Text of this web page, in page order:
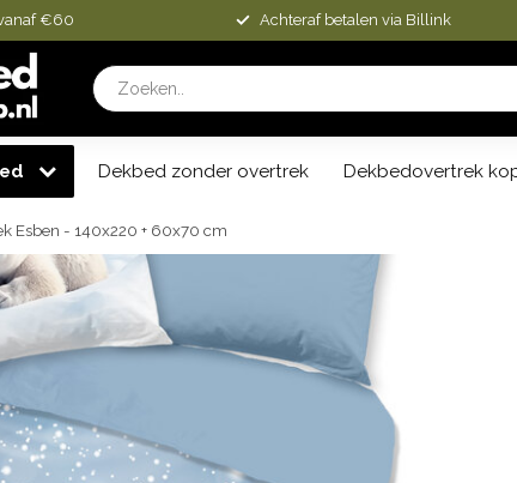
€60 Achteraf betalen via Billink
Dekbed zonder overtrek Dekbedovertrek
Esben - 140x220 + 60x70 cm